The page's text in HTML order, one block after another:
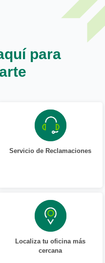
para
Servicio de Reclamaciones
Localiza tu oficina más
cercana